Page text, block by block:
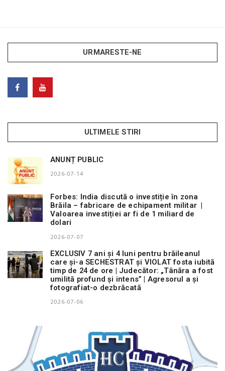
URMARESTE-NE
ULTIMELE STIRI
ANUNȚ PUBLIC
2026-07-14
Forbes: India discută o investiție în zona
Brăila – fabricare de echipament militar |
Valoarea investiției ar fi de 1 miliard de
dolari
2026-07-07
EXCLUSIV 7 ani și 4 luni pentru brăileanul
care și-a SECHESTRAT și VIOLAT fosta iubită
timp de 24 de ore | Judecător: „Tânăra a fost
umilită profund și intens” | Agresorul a și
fotografiat-o dezbrăcată
2026-07-06